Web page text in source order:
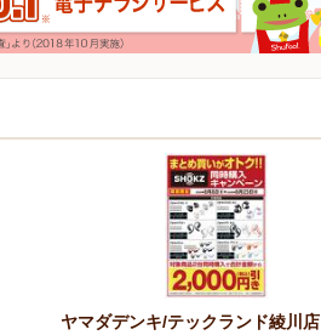
ヤマダデンキ/テックランド綾川店